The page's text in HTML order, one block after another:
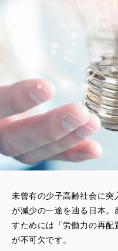
未曾有の少子高齢社会に突
が減少の一途を辿る日本。
すためには「労働力の再配
が不可欠です。